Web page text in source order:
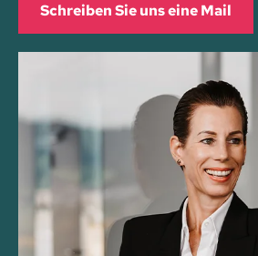
Schreiben Sie uns eine Mail